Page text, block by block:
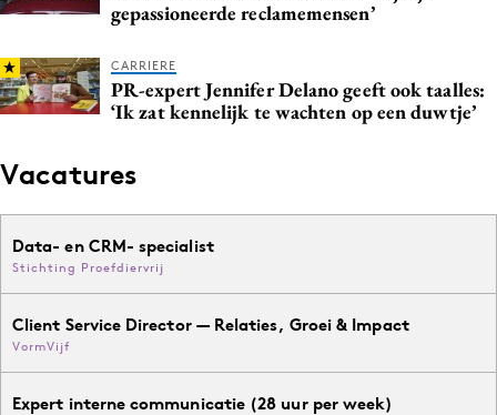
gepassioneerde reclamemensen’
CARRIERE
PR-expert Jennifer Delano geeft ook taalles:
‘Ik zat kennelijk te wachten op een duwtje’
Vacatures
Data- en CRM- specialist
Stichting Proefdiervrij
Client Service Director — Relaties, Groei & Impact
VormVijf
Expert interne communicatie (28 uur per week)